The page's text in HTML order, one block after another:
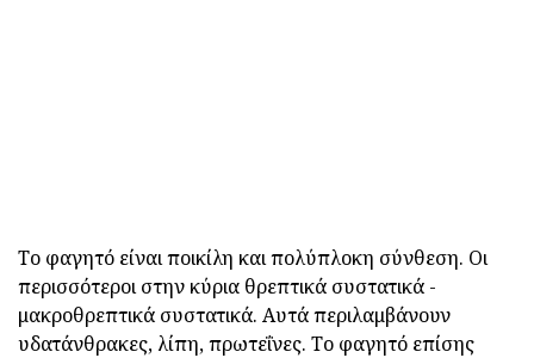
Το φαγητό είναι ποικίλη και πολύπλοκη σύνθεση. Οι
περισσότεροι στην κύρια θρεπτικά συστατικά -
μακροθρεπτικά συστατικά. Αυτά περιλαμβάνουν
υδατάνθρακες, λίπη, πρωτεΐνες. Το φαγητό επίσης